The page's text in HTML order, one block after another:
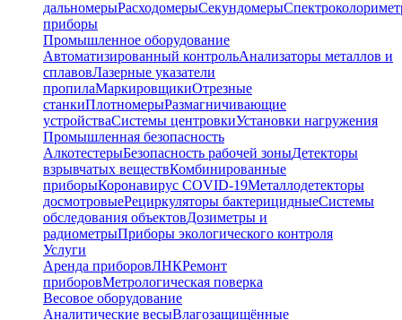
дальномерыРасходомерыСекундомеры
приборы
Промышленное оборудование
Автоматизированный контрольАнализаторы металлов и
сплавовЛазерные указатели
пропилаМаркировщикиОтрезные
станкиПлотномерыРазмагничивающие
устройстваСистемы центровкиУстановки нагружения
Промышленная безопасность
АлкотестерыБезопасность рабочей зоныДетекторы
взрывчатых веществКомбинированные
приборыКоронавирус COVID-19Металлодетекторы
досмотровыеРециркуляторы бактерицидныеСистемы
обследования объектовДозиметры и
радиометрыПриборы экологического контроля
Услуги
Аренда приборовЛНКРемонт
приборовМетрологическая поверка
Весовое оборудование
Аналитические весыВлагозащищённые